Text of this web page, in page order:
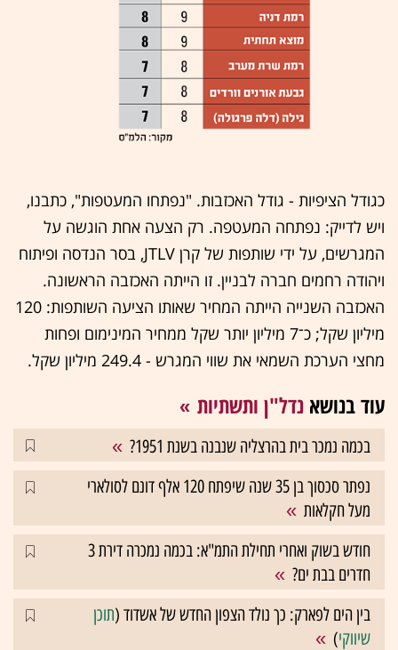
כגודל הציפיות - גודל האכזבות. "נפתחו המעטפות", כתבנו,
ויש לדייק: נפתחה המעטפה. רק הצעה אחת הוגשה על
המגרשים, על ידי שותפות של קרן JTLV, בסר הנדסה ופיתוח
ויהודה רחמים חברה לבניין. זו הייתה האכזבה הראשונה.
האכזבה השנייה הייתה המחיר שאותו הציעה השותפות: 120
מיליון שקל; כ־7 מיליון יותר שקל ממחיר המינימום ופחות
מחצי הערכת השמאי את שווי המגרש - 249.4 מיליון שקל.
עוד בנושא נדל"ן ותשתיות
בכמה נמכר בית בהרצליה שנבנה בשנת 1951?
נפתר סכסוך בן 35 שנה שיפתח 120 אלף דונם לסולארי
מעל חקלאות
חודש בשוק ואחרי תחילת התמ"א: בכמה נמכרה דירת 3
חדרים בבת ים?
בין הים לפארק: כך נולד הצפון החדש של אשדוד (תוכן
שיווקי)